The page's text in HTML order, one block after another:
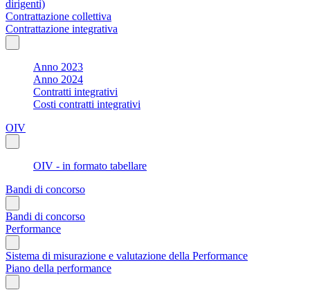
dirigenti)
Contrattazione collettiva
Contrattazione integrativa
Anno 2023
Anno 2024
Contratti integrativi
Costi contratti integrativi
OIV
OIV - in formato tabellare
Bandi di concorso
Bandi di concorso
Performance
Sistema di misurazione e valutazione della Performance
Piano della performance